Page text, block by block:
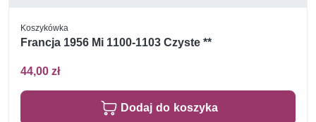
Koszykówka
Francja 1956 Mi 1100-1103 Czyste **
44,00 zł
Dodaj do koszyka